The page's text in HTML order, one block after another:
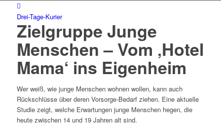
Drei-Tage-Kurier
Zielgruppe Junge
Menschen – Vom ‚Hotel
Mama‘ ins Eigenheim
Wer weiß, wie junge Menschen wohnen wollen, kann auch
Rückschlüsse über deren Vorsorge-Bedarf ziehen. Eine aktuelle
Studie zeigt, welche Erwartungen junge Menschen hegen, die
heute zwischen 14 und 19 Jahren alt sind.